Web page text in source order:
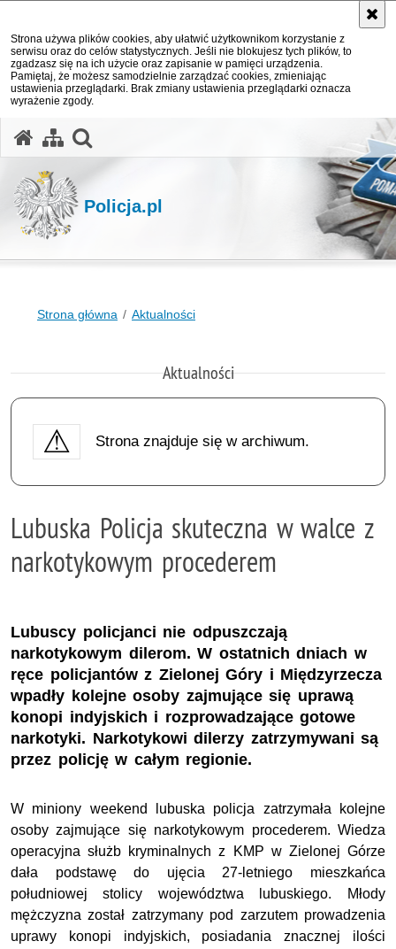
Strona używa plików cookies, aby ułatwić użytkownikom korzystanie z
serwisu oraz do celów statystycznych. Jeśli nie blokujesz tych plików, to
zgadzasz się na ich użycie oraz zapisanie w pamięci urządzenia.
Pamiętaj, że możesz samodzielnie zarządzać cookies, zmieniając
ustawienia przeglądarki. Brak zmiany ustawienia przeglądarki oznacza
wyrażenie zgody.
Policja.pl
Strona główna Aktualności
Aktualności
Strona znajduje się w archiwum.
Lubuska Policja skuteczna w walce z
narkotykowym procederem
Lubuscy policjanci nie odpuszczają
narkotykowym dilerom. W ostatnich dniach w
ręce policjantów z Zielonej Góry i Międzyrzecza
wpadły kolejne osoby zajmujące się uprawą
konopi indyjskich i rozprowadzające gotowe
narkotyki. Narkotykowi dilerzy zatrzymywani są
przez policję w całym regionie.
W miniony weekend lubuska policja zatrzymała kolejne
osoby zajmujące się narkotykowym procederem. Wiedza
operacyjna służb kryminalnych z KMP w Zielonej Górze
dała podstawę do ujęcia 27-letniego mieszkańca
południowej stolicy województwa lubuskiego. Młody
mężczyzna został zatrzymany pod zarzutem prowadzenia
uprawy konopi indyjskich, posiadania znacznej ilości